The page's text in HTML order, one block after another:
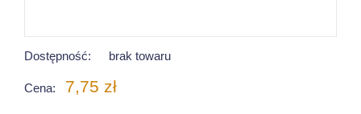
Dostępność: brak towaru
Cena: 7,75 zł